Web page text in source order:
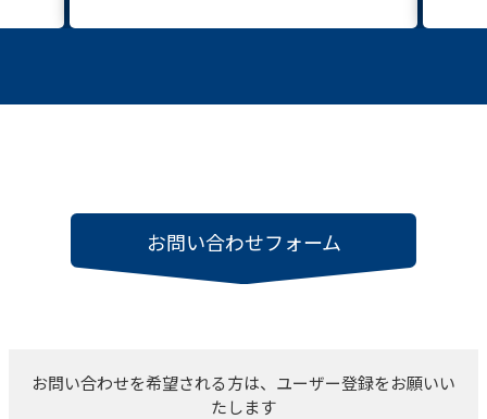
お問い合わせフォーム
お問い合わせを希望される方は、ユーザー登録をお願いい
たします